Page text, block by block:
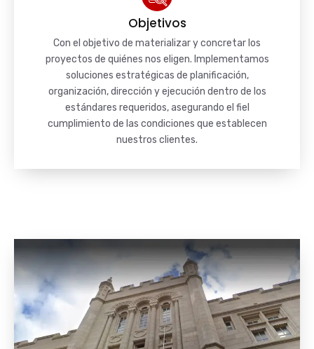
Objetivos
Con el objetivo de materializar y concretar los
proyectos de quiénes nos eligen. Implementamos
soluciones estratégicas de planificación,
organización, dirección y ejecución dentro de los
estándares requeridos, asegurando el fiel
cumplimiento de las condiciones que establecen
nuestros clientes.